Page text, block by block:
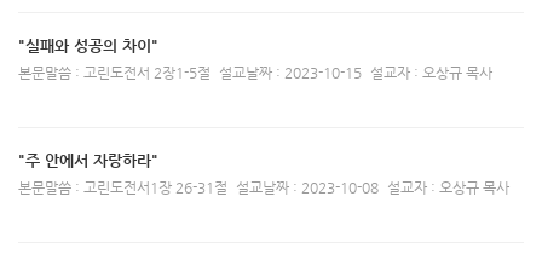
"실패와 성공의 차이"
본문말씀 : 고린도전서 2장1-5절 설교날짜 : 2023-10-15 설교자 : 오상규 목사
"주 안에서 자랑하라"
본문말씀 : 고린도전서1장 26-31절 설교날짜 : 2023-10-08 설교자 : 오상규 목사